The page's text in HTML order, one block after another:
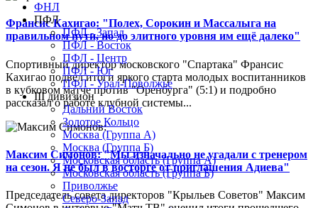
Франсис Кахигао: "Полех, Сорокин и Массалыга на
правильном пути, но до элитного уровня им ещё далеко"
Спортивный директор московского "Спартака" Франсис
Кахигао подвел итоги яркого старта молодых воспитанников
в кубковом матче против "Оренбурга" (5:1) и подробно
рассказал о работе клубной системы...
Максим Симонов: "Мы изначально не угадали с тренером
на сезон. Я не был в восторге от приглашения Адиева"
Председатель совета директоров "Крыльев Советов" Максим
ФНЛ
ПФЛ
ПФЛ - Запад
ПФЛ - Восток
ПФЛ - Центр
ПФЛ - Юг
ПФЛ - Урал-Поволжье
III дивизион
Дальний Восток
Золотое Кольцо
Москва (Группа А)
Москва (Группа Б)
Московская область (Группа А)
Московская область (Группа Б)
Приволжье
Северо-Запад